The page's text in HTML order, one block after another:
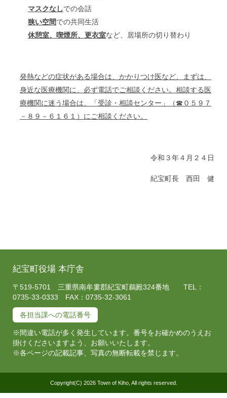
マスクなしでの会話
狭い空間での共同生活
休憩室、喫煙所、更衣室など、居場所の切り替わり
発熱などの症状がある場合は、かかりつけ医など、まずは、
身近な医療機関に、必ず電話でご相談ください。相談する医
療機関に迷う場合は、「受診・相談センター」（☎０５９７
－８９－６１６１）にご相談ください。
令和３年４月２４日
紀宝町長 西田 健
紀宝町役場 本庁舎
〒519-5701 三重県南牟婁郡紀宝町鵜殿324番地 TEL：
0735-33-0333 FAX：0735-32-3061
各担当課への電話番号
※間違い電話が多く発生しています。番号をお確かめのうえお
掛けくださいますよう、お願いいたします。
※各ページの記載記事、写真の無断転載を禁じます。
Copyright(C) 2026 Town of Kiho, All rights reserved.